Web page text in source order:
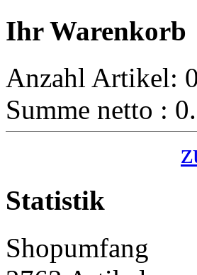
Ihr Warenkorb
Anzahl Artikel: 0
Summe netto :
Statistik
Shopumfang